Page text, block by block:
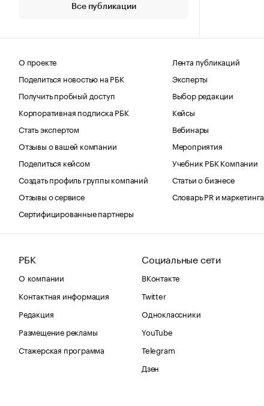
Все публикации
О проекте
Поделиться новостью на РБК
Получить пробный доступ
Корпоративная подписка РБК
Стать экспертом
Отзывы о вашей компании
Поделиться кейсом
Создать профиль группы компаний
Отзывы о сервисе
Сертифицированные партнеры
Лента публикаций
Эксперты
Выбор редакции
Кейсы
Вебинары
Мероприятия
Учебник РБК Компании
Статьи о бизнесе
Словарь PR и маркетинга
РБК
О компании
Контактная информация
Редакция
Размещение рекламы
Стажерская программа
Социальные сети
ВКонтакте
Twitter
Одноклассники
YouTube
Telegram
Дзен